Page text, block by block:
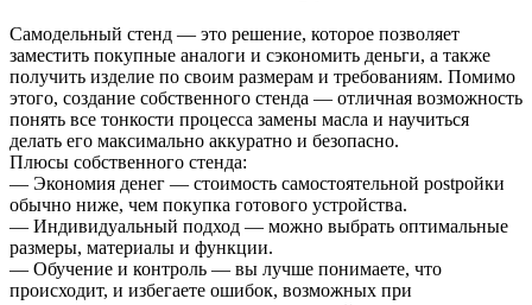
Самодельный стенд — это решение, которое позволяет
заместить покупные аналоги и сэкономить деньги, а также
получить изделие по своим размерам и требованиям. Помимо
этого, создание собственного стенда — отличная возможность
понять все тонкости процесса замены масла и научиться
делать его максимально аккуратно и безопасно.
Плюсы собственного стенда:
— Экономия денег — стоимость самостоятельной postройки
обычно ниже, чем покупка готового устройства.
— Индивидуальный подход — можно выбрать оптимальные
размеры, материалы и функции.
— Обучение и контроль — вы лучше понимаете, что
происходит, и избегаете ошибок, возможных при